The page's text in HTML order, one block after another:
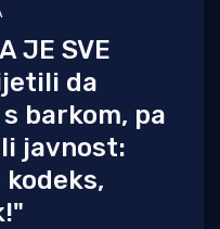
JE SVE
da
barkom, pa
javnost:
kodeks,